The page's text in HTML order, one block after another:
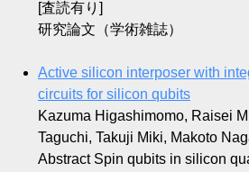
[査読有り]
研究論文（学術雑誌）
Active silicon interposer with
circuits for silicon qubits
Kazuma Higashimomo, Raisei
Taguchi, Takuji Miki, Makoto
Abstract Spin qubits in silicon